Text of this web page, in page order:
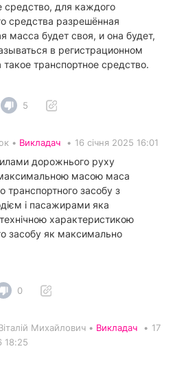
средство, для каждого
средства разрешённая
масса будет своя, и она будет,
в регистрационном
транспортное средство.
5
• Викладач • 16 січня 2025 16:01
дорожнього руху
масою маса
транспортного засобу з
і пасажирами яка
характеристикою
засобу як максимально
0
Михайлович • Викладач • 17
18:25